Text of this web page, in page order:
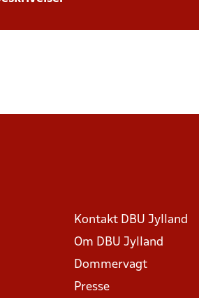
Kontakt DBU Jylland
Om DBU Jylland
Dommervagt
Presse